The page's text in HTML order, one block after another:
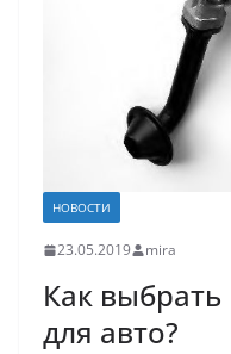
НОВОСТИ
23.05.2019 mira
Как
для авто?